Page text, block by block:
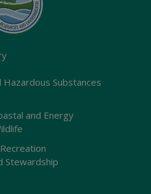
Substances
and Energy
Stewardship